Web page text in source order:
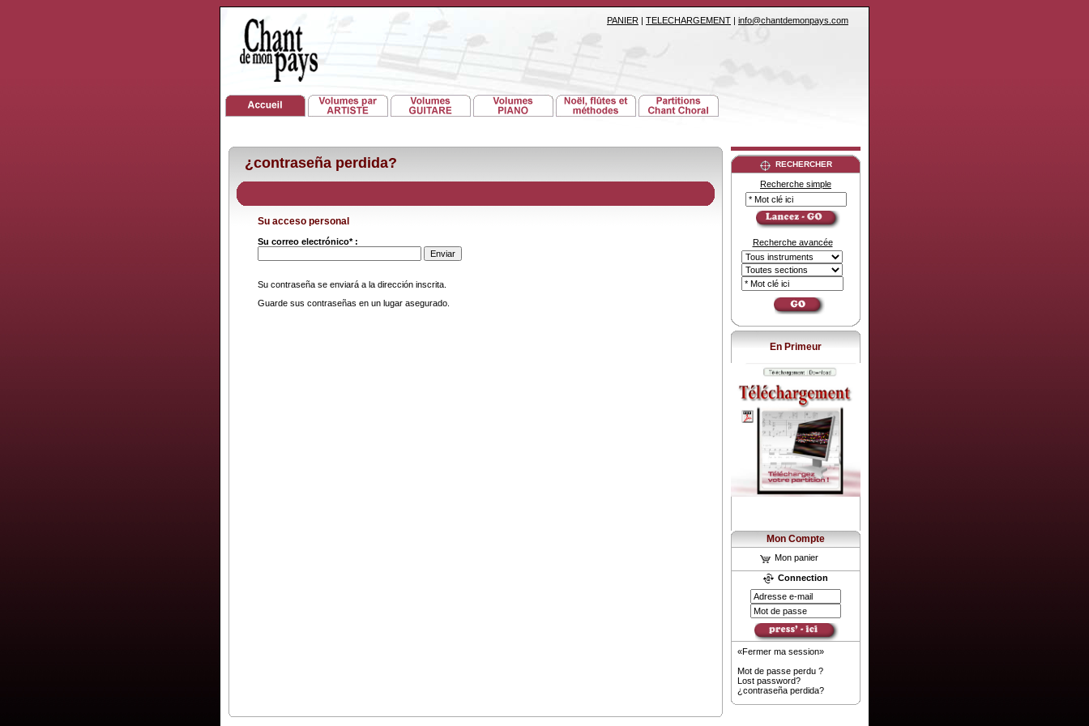
PANIER | TELECHARGEMENT | info@chantdemonpays.com
¿contraseña perdida?
Su acceso personal
Su correo electrónico* :
Su contraseña se enviará a la dirección inscrita.
Guarde sus contraseñas en un lugar asegurado.
RECHERCHER
Recherche simple
Recherche avancée
En Primeur
Mon Compte
Mon panier
Connection
«Fermer ma session»
Mot de passe perdu ?
Lost password?
¿contraseña perdida?